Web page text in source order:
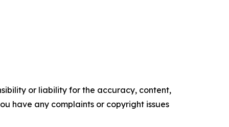
or liability for the accuracy, content,
have any complaints or copyright issues